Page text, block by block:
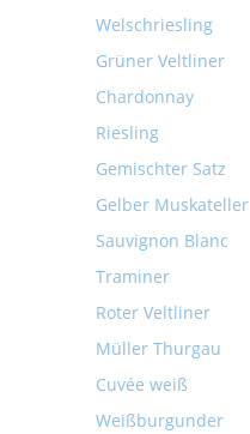
Welschriesling
Grüner Veltliner
Chardonnay
Riesling
Gemischter Satz
Gelber Muskateller
Sauvignon Blanc
Traminer
Roter Veltliner
Müller Thurgau
Cuvée weiß
Weißburgunder